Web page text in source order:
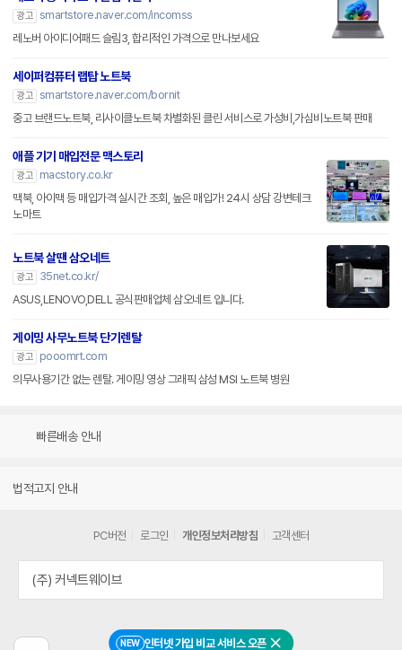
NEW 인터넷 가입 비교 서비스 오픈
광고 smartstore.naver.com/incomss
레노버 아이디어패드 슬림3, 합리적인 가격으로 만나보세요
세이퍼컴퓨터 랩탑 노트북
광고 smartstore.naver.com/bornit
중고 브랜드노트북, 리사이클노트북 차별화된 클린 서비스로 가성비,가심비노트북 판매
애플 기기 매입전문 맥스토리
광고
macstory.co.kr
맥북, 아이맥 등 매입가격 실시간 조회, 높은 매입가! 24시 상담 강변테크
노마트
노트북 살땐 삼오네트
광고
35net.co.kr/
ASUS,LENOVO,DELL 공식판매업체 삼오네트 입니다.
게이밍 사무노트북 단기렌탈
광고
pooomrt.com
의무사용기간 없는 렌탈. 게이밍 영상 그래픽 삼성 MSI 노트북 병원
빠른배송 안내
법적고지 안내
PC버전 로그인 개인정보처리방침 고객센터
(주) 커넥트웨이브